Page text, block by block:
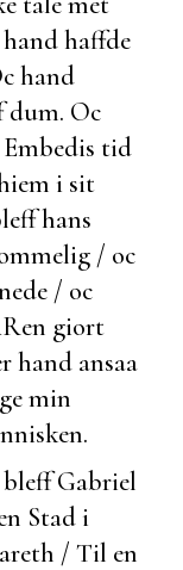
haffde
hand
dum. Oc
tid
i sit
hans
/ oc
/ oc
giort
hand ansaa
min
Gabriel
Stad i
/ Til en